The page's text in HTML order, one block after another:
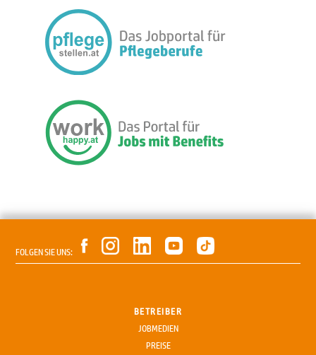
FOLGEN SIE UNS:
BETREIBER
JOBMEDIEN
PREISE